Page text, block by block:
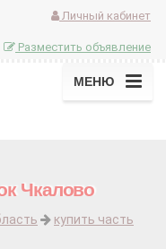
Личный кабинет
Разместить объявление
МЕНЮ
Чкалово
купить часть